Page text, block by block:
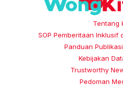
Tentang
SOP Pemberitaan Inklusif
Panduan
Kebijakan
Trustworthy
Pedoman